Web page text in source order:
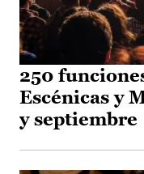
250
Escénicas y
y septiembre